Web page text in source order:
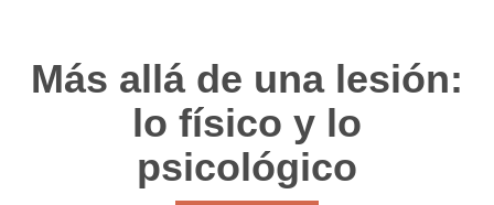
Más allá de una lesión:
lo físico y lo
psicológico